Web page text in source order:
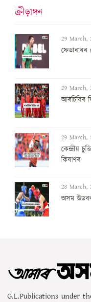
ক্ৰীড়াঙ্গন
29 March,
29 March,
আৰচিবিৰ
29 March,
কেন্দ্ৰীয়
কিষাণৰ
28 March,
অসম
G.L.Publications under